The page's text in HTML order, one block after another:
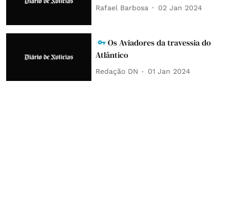
Rafael Barbosa 02 Jan 2024
Os Aviadores da travessia do
Atlântico
Redação DN 01 Jan 2024